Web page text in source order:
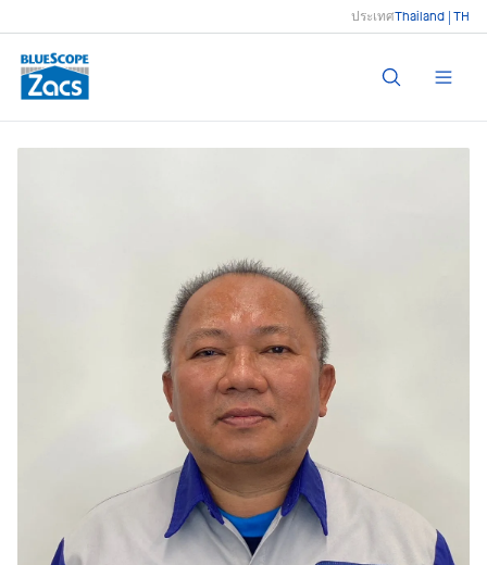
ประเทศThailand | TH